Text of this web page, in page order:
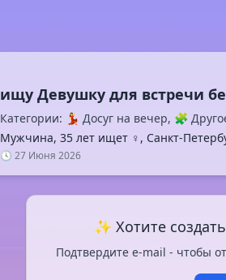
Категории: 💃 Досуг на вечер, 🧩
Мужчина, 35 лет ищет ♀️, Санкт-
🕓 27 Июня 2026
✨ Хотите
Подтвердите e-mail - чтобы